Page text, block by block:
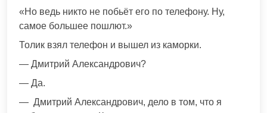
«Но ведь никто не побьёт его по телефону. Ну,
самое большее пошлют.»
Толик взял телефон и вышел из каморки.
— Дмитрий Александрович?
— Да.
— Дмитрий Александрович, дело в том, что я